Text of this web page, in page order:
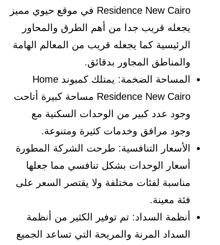
Residence New Cairo في موقع حيوي مميز
يجعله قريب جدا من أهم الطرق والمحاور
الرئيسية كما يجعله قريب من المعالم الهامة
والمناطق المجاور بدقائق.
المساحة الضخمة: يمتلك كمبوند Home
Residence New Cairo مساحة كبيرة أتاحت
وجود عدد كبير من الوحدات السكنية مع
وجود مرافق وخدمات كثيرة ومتنوعة.
الأسعار التنافسية: طرحت الشركة المطورة
أسعار الوحدات بشكل تنافسي مما جعلها
مناسبة لفئات مختلفة ولا يقتصر السعر على
فئة معينة.
أنظمة السداد: تم توفير الكثير من أنظمة
السداد المرنة والمريحة التي تساعد الجميع